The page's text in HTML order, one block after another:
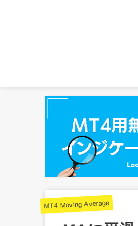
MT4 Moving Average